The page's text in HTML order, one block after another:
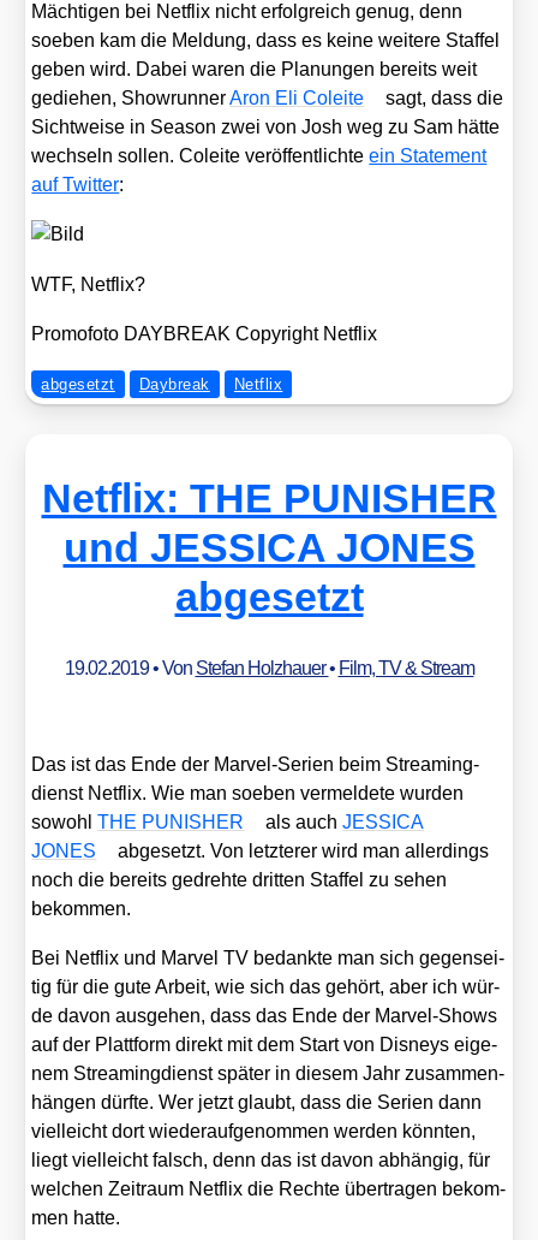
Mäch­ti­gen bei Net­flix nicht erfolg­reich genug, denn
soeben kam die Mel­dung, dass es kei­ne wei­te­re Staf­fel
geben wird. Dabei waren die Pla­nun­gen bereits weit
gedie­hen, Show­run­nerAron Eli Colei­te
sagt, dass die
Sicht­wei­se in Sea­son zwei von Josh weg zu Sam hät­te
wech­seln sol­len. Colei­te ver­öf­fent­lich­teein State­ment
auf Twit­ter:
WTF, Net­flix?
Pro­mo­fo­to DAYBREAK Copy­right Net­flix
abgesetzt Daybreak Netflix
Netflix: THE PUNISHER
und JESSICA JONES
abgesetzt
19.02.2019• Von Stefan Holzhauer• Film, TV & Stream
Das ist das Ende der Mar­vel-Seri­en beim Strea­ming­
dienst Net­flix. Wie man soeben ver­mel­de­te wur­den
sowohlTHE PUNISHER als auchJESSICA
JONES
abge­setzt. Von letz­te­rer wird man aller­dings
noch die bereits gedreh­te drit­ten Staf­fel zu sehen
bekom­men.
Bei Net­flix und Mar­vel TV bedank­te man sich gegen­sei­
tig für die gute Arbeit, wie sich das gehört, aber ich wür­
de davon aus­ge­hen, dass das Ende der Mar­vel-Shows
auf der Platt­form direkt mit dem Start von Dis­neys eige­
nem Strea­ming­dienst spä­ter in die­sem Jahr zusam­men­
hän­gen dürf­te. Wer jetzt glaubt, dass die Seri­en dann
viel­leicht dort wie­der­auf­ge­nom­men wer­den könn­ten,
liegt viel­leicht falsch, denn das ist davon abhän­gig, für
wel­chen Zeit­raum Net­flix die Rech­te über­tra­gen bekom­
men hat­te.